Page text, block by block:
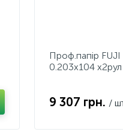
Проф.папiр FUJI
0.203x104 x2рул
9 307 грн. /